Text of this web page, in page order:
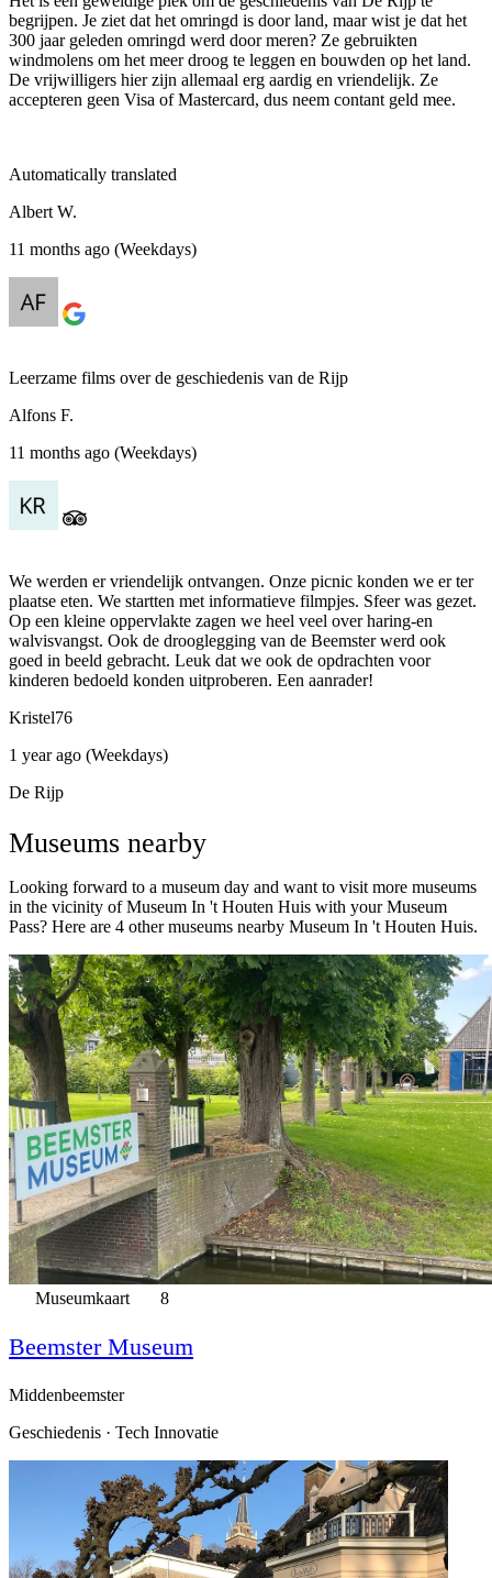
begrijpen. Je ziet dat het omringd is door land, maar wist je dat het
300 jaar geleden omringd werd door meren? Ze gebruikten
windmolens om het meer droog te leggen en bouwden op het land.
De vrijwilligers hier zijn allemaal erg aardig en vriendelijk. Ze
accepteren geen Visa of Mastercard, dus neem contant geld mee.
Automatically translated
Albert W.
11 months ago (Weekdays)
Leerzame films over de geschiedenis van de Rijp
Alfons F.
11 months ago (Weekdays)
We werden er vriendelijk ontvangen. Onze picnic konden we er ter
plaatse eten. We startten met informatieve filmpjes. Sfeer was gezet.
Op een kleine oppervlakte zagen we heel veel over haring-en
walvisvangst. Ook de drooglegging van de Beemster werd ook
goed in beeld gebracht. Leuk dat we ook de opdrachten voor
kinderen bedoeld konden uitproberen. Een aanrader!
Kristel76
1 year ago (Weekdays)
De Rijp
Museums nearby
Looking forward to a museum day and want to visit more museums
in the vicinity of Museum In 't Houten Huis with your Museum
Pass? Here are 4 other museums nearby Museum In 't Houten Huis.
Museumkaart 8
Beemster Museum
Middenbeemster
Geschiedenis · Tech Innovatie